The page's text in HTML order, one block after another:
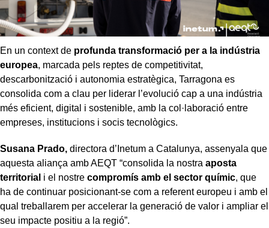
En un context de profunda transformació per a la indústria
europea, marcada pels reptes de competitivitat,
descarbonització i autonomia estratègica, Tarragona es
consolida com a clau per liderar l’evolució cap a una indústria
més eficient, digital i sostenible, amb la col·laboració entre
empreses, institucions i socis tecnològics.
Susana Prado, directora d’Inetum a Catalunya, assenyala que
aquesta aliança amb AEQT “consolida la nostra aposta
territorial i el nostre compromís amb el sector químic, que
ha de continuar posicionant-se com a referent europeu i amb el
qual treballarem per accelerar la generació de valor i ampliar el
seu impacte positiu a la regió”.